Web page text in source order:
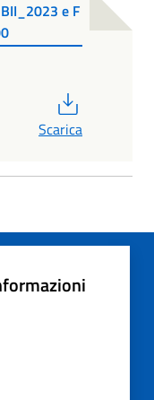
e F
Scarica